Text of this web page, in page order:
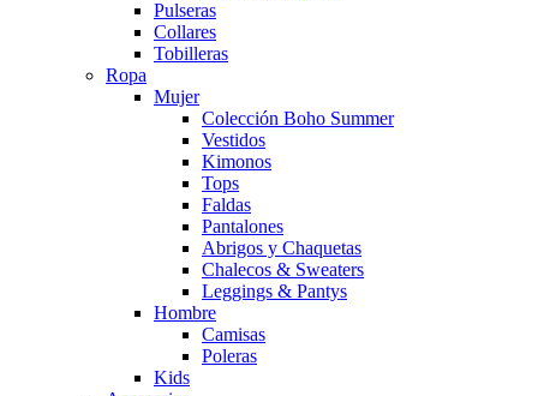
Pulseras
Collares
Tobilleras
Ropa
Mujer
Colección Boho Summer
Vestidos
Kimonos
Tops
Faldas
Pantalones
Abrigos y Chaquetas
Chalecos & Sweaters
Leggings & Pantys
Hombre
Camisas
Poleras
Kids